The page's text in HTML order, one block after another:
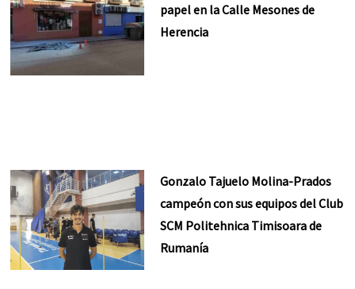
papel en la Calle Mesones de
Herencia
Gonzalo Tajuelo Molina-Prados
campeón con sus equipos del Club
SCM Politehnica Timisoara de
Rumanía